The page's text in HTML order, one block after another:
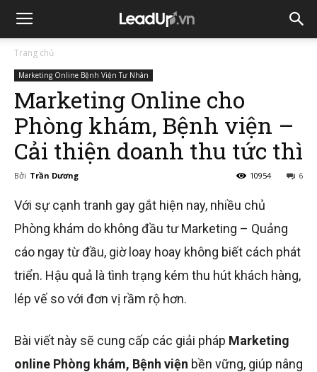
Trang chủ
Marketing Online Bệnh Viện Tư Nhân
Marketing Online cho
Phòng khám, Bệnh viện –
Cải thiện doanh thu tức thì
Bởi Trần Dương 6
10954
Với sự cạnh tranh gay gắt hiện nay, nhiều chủ
Phòng khám do không đầu tư Marketing – Quảng
cáo ngay từ đầu, giờ loay hoay không biết cách phát
triển. Hậu quả là tình trạng kém thu hút khách hàng,
lép vế so với đơn vị rầm rộ hơn.
Bài viết này sẽ cung cấp các giải pháp Marketing
online Phòng khám, Bệnh viện bền vững, giúp nâng